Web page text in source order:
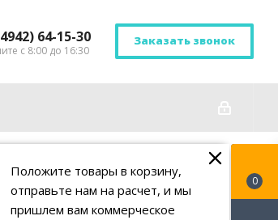
64-15-30
с 8:00 до 16:30
Заказать звонок
0
Положите товары в корзину,
отправьте нам на расчет, и мы
пришлем вам коммерческое